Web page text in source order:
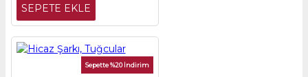
SEPETE EKLE
Sepette %20 İndirim